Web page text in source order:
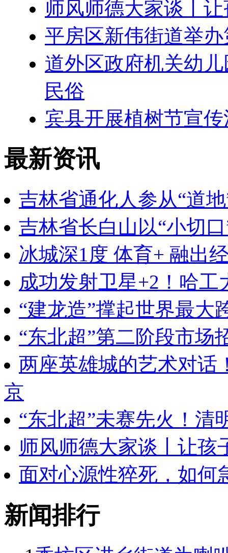
师风师德大家谈丨
平房区新伟街道举
道外区政府机关幼
民俗
宾县开展植树节宣
最新资讯
吉林省通化人参从“道
吉林省长白山以“小切
冰城深1度 体育+ 融出
成功发射卫星+2！哈
“建龙造”撑起世界最大
“东北超”第二阶段市场
两座英雄城的艺术对话
京
“东北超”未赛先火！清
师风师德大家谈丨让孩
面对心源性猝死，如何
新闻排行